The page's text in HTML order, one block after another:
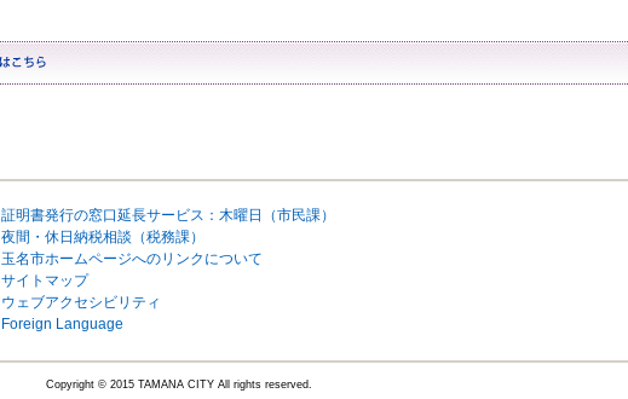
証明書発行の窓口延長サービス：木曜日（市民課）
夜間・休日納税相談（税務課）
玉名市ホームページへのリンクについて
サイトマップ
ウェブアクセシビリティ
Foreign Language
Copyright © 2015 TAMANA CITY All rights reserved.